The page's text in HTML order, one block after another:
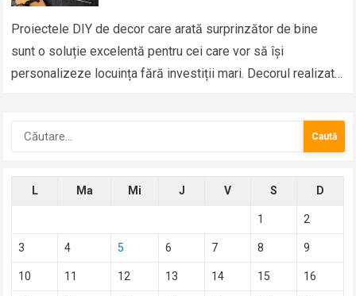
Proiectele DIY de decor care arată surprinzător de bine
sunt o soluție excelentă pentru cei care vor să își
personalizeze locuința fără investiții mari. Decorul realizat
Caută
L Ma Mi J V S D
1 2
3 4 5 6 7 8 9
10 11 12 13 14 15 16